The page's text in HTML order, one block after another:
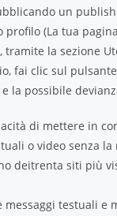
un
profilo (La tua
la sezione
fai clic sul
la possibile
di mettere in
o video senza
deitrenta siti più
testuali